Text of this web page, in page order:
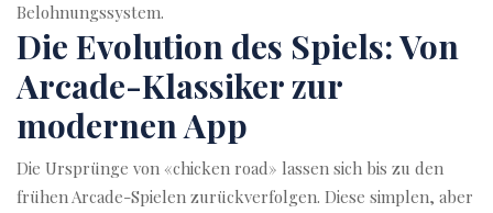
Belohnungssystem.
Die Evolution des Spiels: Von
Arcade-Klassiker zur
modernen App
Die Ursprünge von «chicken road» lassen sich bis zu den
frühen Arcade-Spielen zurückverfolgen. Diese simplen, aber